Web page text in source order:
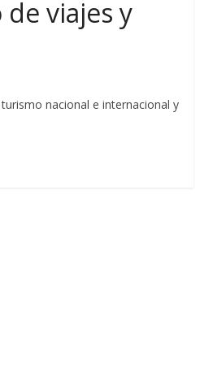
viajes y
nacional e internacional y